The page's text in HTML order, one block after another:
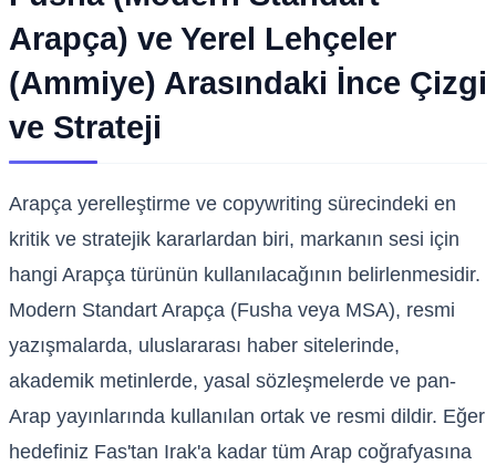
Arapça) ve Yerel Lehçeler
(Ammiye) Arasındaki İnce Çizgi
ve Strateji
Arapça yerelleştirme ve copywriting sürecindeki en
kritik ve stratejik kararlardan biri, markanın sesi için
hangi Arapça türünün kullanılacağının belirlenmesidir.
Modern Standart Arapça (Fusha veya MSA), resmi
yazışmalarda, uluslararası haber sitelerinde,
akademik metinlerde, yasal sözleşmelerde ve pan-
Arap yayınlarında kullanılan ortak ve resmi dildir. Eğer
hedefiniz Fas'tan Irak'a kadar tüm Arap coğrafyasına